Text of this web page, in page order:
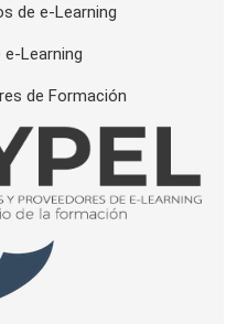
de e-Learning
Learning
de Formación